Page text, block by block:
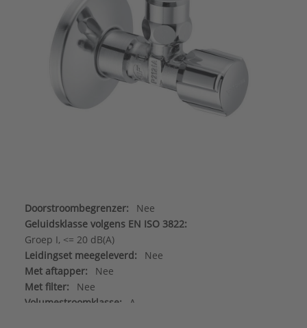
Doorstroombegrenzer:
Nee
Geluidsklasse volgens EN ISO 3822:
Groep I, <= 20 dB(A)
Leidingset meegeleverd:
Nee
Met aftapper:
Nee
Met filter:
Nee
Volumestroomklasse:
A